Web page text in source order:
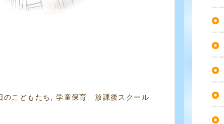
のこどもたち ,学童保育 放課後スクール